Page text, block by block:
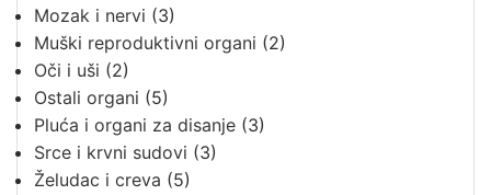
Mozak i nervi (3)
Muški reproduktivni organi (2)
Oči i uši (2)
Ostali organi (5)
Pluća i organi za disanje (3)
Srce i krvni sudovi (3)
Želudac i creva (5)